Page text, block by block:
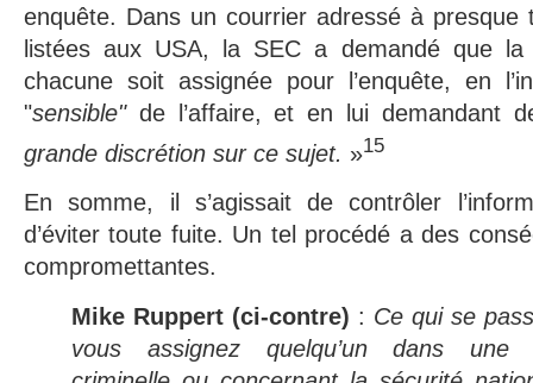
enquête. Dans un courrier adressé à presque
listées aux USA, la SEC a demandé que la
chacune soit assignée pour l’enquête, en
"sensible"de l’affaire, et en lui demandant
grande discrétion sur ce sujet. »15
En somme, il s’agissait de contrôler
d’éviter toute fuite. Un tel procédé a des
compromettantes.
Mike Ruppert (ci-contre) : Ce qui se
vous assignez quelqu’un dans une